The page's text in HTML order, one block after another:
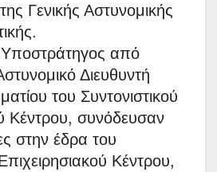
Γενικής Αστυνομικής
από
Διευθυντή
του Συντονιστικού
Κέντρου, συνόδευσαν
στην έδρα του
Κέντρου,